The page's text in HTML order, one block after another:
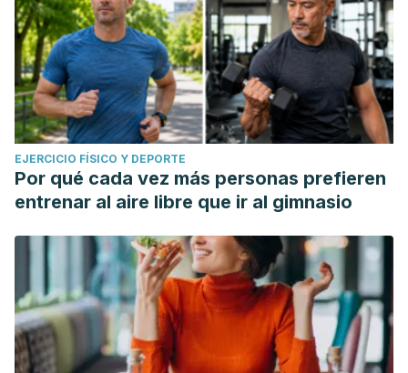
EJERCICIO FÍSICO Y DEPORTE
Por qué cada vez más personas prefieren
entrenar al aire libre que ir al gimnasio